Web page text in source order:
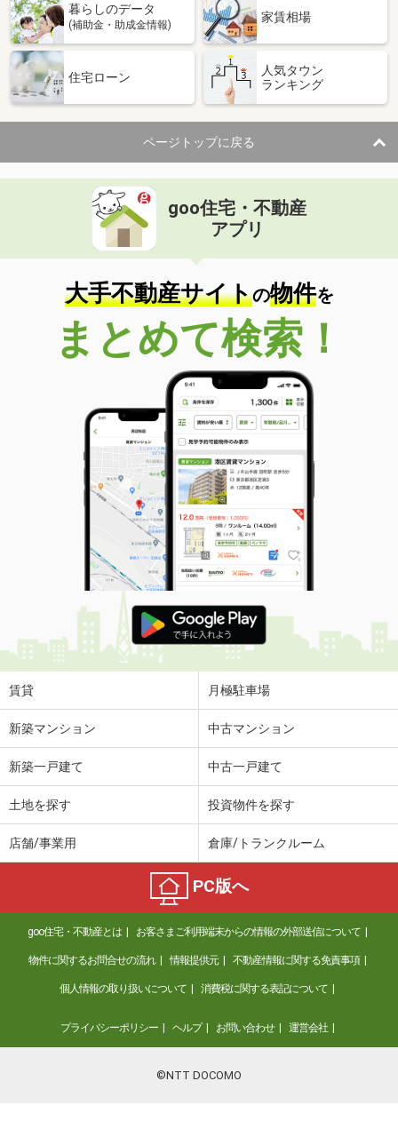
暮らしのデータ
(補助金・助成金情報)
家賃相場
住宅ローン
人気タウン
ランキング
ページトップに戻る
goo住宅・不動産
アプリ
大手不動産サイトの物件を
まとめて検索！
賃貸 月極駐車場
新築マンション 中古マンション
新築一戸建て 中古一戸建て
土地を探す 投資物件を探す
店舗/事業用 倉庫/トランクルーム
PC版へ
goo住宅・不動産とは お客さまご利用端末からの情報の外部送信について
物件に関するお問合せの流れ 情報提供元 不動産情報に関する免責事項
個人情報の取り扱いについて 消費税に関する表記について
プライバシーポリシー ヘルプ お問い合わせ 運営会社
©NTT DOCOMO